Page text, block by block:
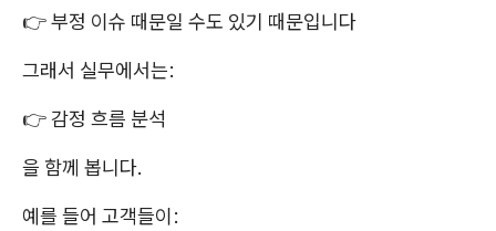
👉 부정 이슈 때문일 수도 있기 때문입니다
그래서 실무에서는:
👉 감정 흐름 분석
을 함께 봅니다.
예를 들어 고객들이: